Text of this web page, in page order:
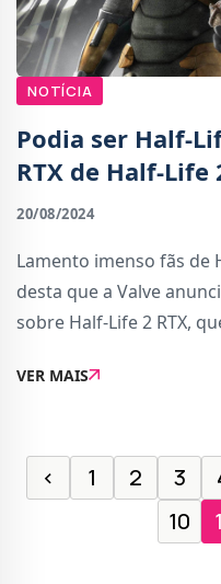
NOTÍCIA
Podia ser Half-
RTX de Half-Life
20/08/2024
Lamento imenso fãs de
desta que a Valve
sobre Half-Life 2 RTX,
soprar nova vida no
VER MAIS
‹ 1 2 3
10